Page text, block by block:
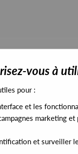
EXCLUSIVES
vous à
pour :
et les
marketing
et surveiller